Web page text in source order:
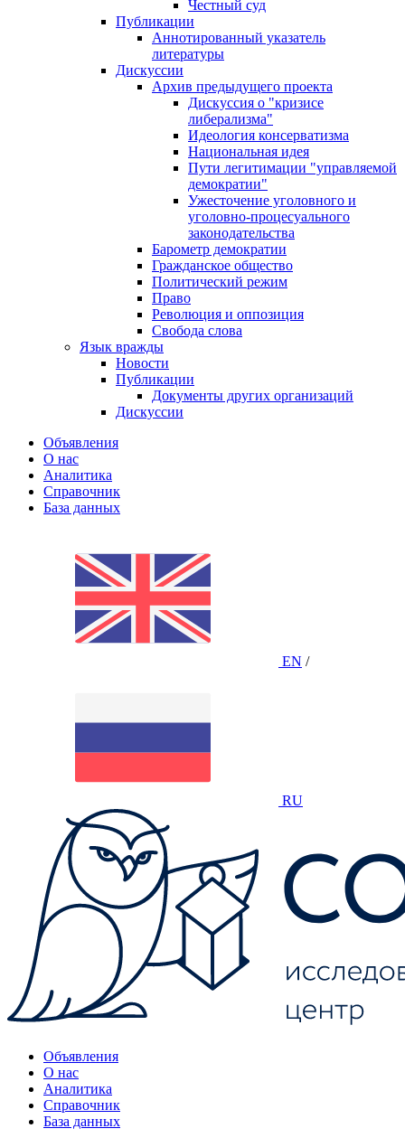
Честный суд
Публикации
Аннотированный указатель
литературы
Дискуссии
Архив предыдущего проекта
Дискуссия о "кризисе
либерализма"
Идеология консерватизма
Национальная идея
Пути легитимации "управляемой
демократии"
Ужесточение уголовного и
уголовно-процесуального
законодательства
Барометр демократии
Гражданское общество
Политический режим
Право
Революция и оппозиция
Свобода слова
Язык вражды
Новости
Публикации
Документы других организаций
Дискуссии
Объявления
О нас
Аналитика
Справочник
База данных
EN /
RU
Объявления
О нас
Аналитика
Справочник
База данных